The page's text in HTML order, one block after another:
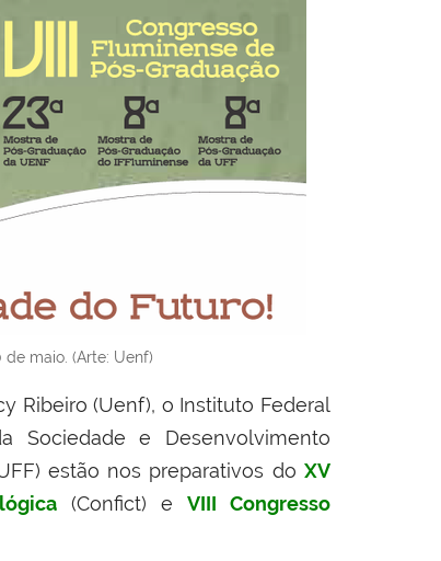
maio. (Arte: Uenf)
Ribeiro (Uenf), o Instituto Federal
Sociedade e Desenvolvimento
estão nos preparativos do XV
(Confict) e VIII Congresso